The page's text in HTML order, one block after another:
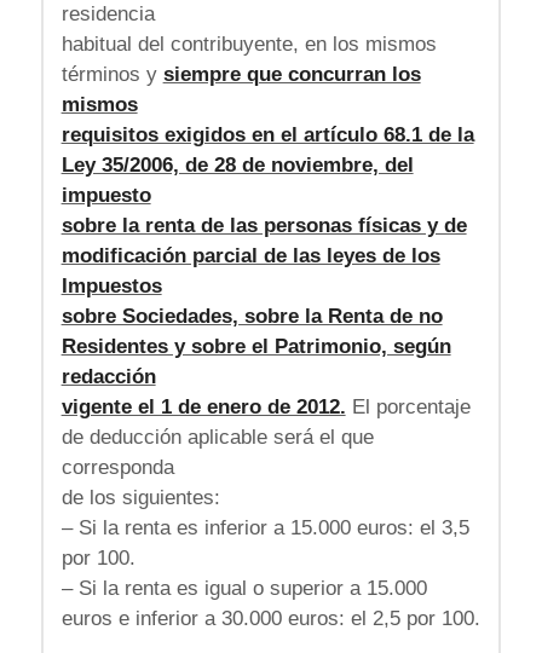
residencia
habitual del contribuyente, en los mismos
términos y siempre que concurran los
mismos
requisitos exigidos en el artículo 68.1 de la
Ley 35/2006, de 28 de noviembre, del
impuesto
sobre la renta de las personas físicas y de
modificación parcial de las leyes de los
Impuestos
sobre Sociedades, sobre la Renta de no
Residentes y sobre el Patrimonio, según
redacción
vigente el 1 de enero de 2012. El porcentaje
de deducción aplicable será el que
corresponda
de los siguientes:
– Si la renta es inferior a 15.000 euros: el 3,5
por 100.
– Si la renta es igual o superior a 15.000
euros e inferior a 30.000 euros: el 2,5 por 100.